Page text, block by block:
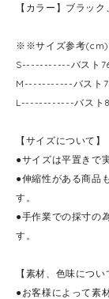
【カラー】ブラッ
※※サイズ参考
S-----------バスト
M-----------バスト
L------------バスト
【サイズについて】
●サイズは平置きで
●伸縮性がある商品
す。
●手作業での採寸の
す。
【素材、色味につい
●お客様によって素